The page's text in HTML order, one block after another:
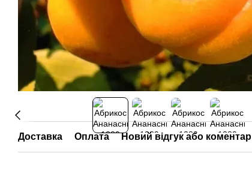
Доставка Оплата Новий відгук або коментар